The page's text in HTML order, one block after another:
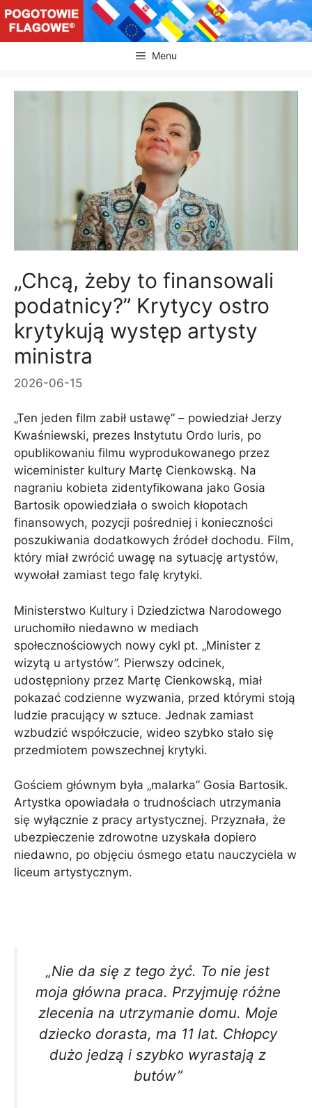
Przejdź
do
treści
Menu
„Chcą, żeby to finansowali
podatnicy?” Krytycy ostro
krytykują występ artysty
ministra
2026-06-15
„Ten jeden film zabił ustawę” – powiedział Jerzy
Kwaśniewski, prezes Instytutu Ordo Iuris, po
opublikowaniu filmu wyprodukowanego przez
wiceminister kultury Martę Cienkowską. Na
nagraniu kobieta zidentyfikowana jako Gosia
Bartosik opowiedziała o swoich kłopotach
finansowych, pozycji pośredniej i konieczności
poszukiwania dodatkowych źródeł dochodu. Film,
który miał zwrócić uwagę na sytuację artystów,
wywołał zamiast tego falę krytyki.
Ministerstwo Kultury i Dziedzictwa Narodowego
uruchomiło niedawno w mediach
społecznościowych nowy cykl pt. „Minister z
wizytą u artystów”. Pierwszy odcinek,
udostępniony przez Martę Cienkowską, miał
pokazać codzienne wyzwania, przed którymi stoją
ludzie pracujący w sztuce. Jednak zamiast
wzbudzić współczucie, wideo szybko stało się
przedmiotem powszechnej krytyki.
Gościem głównym była „malarka” Gosia Bartosik.
Artystka opowiadała o trudnościach utrzymania
się wyłącznie z pracy artystycznej. Przyznała, że ​​
ubezpieczenie zdrowotne uzyskała dopiero
niedawno, po objęciu ósmego etatu nauczyciela w
liceum artystycznym.
„Nie da się z tego żyć. To nie jest
moja główna praca. Przyjmuję różne
zlecenia na utrzymanie domu. Moje
dziecko dorasta, ma 11 lat. Chłopcy
dużo jedzą i szybko wyrastają z
butów”